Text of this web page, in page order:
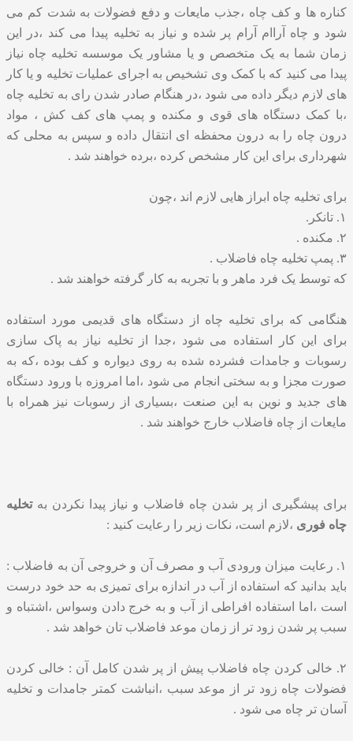
کناره ها و کف چاه ،جذب مایعات و دفع فضولات به شدت کم می
شود و چاه آراام آرام پر شده و نیاز به تخلیه پیدا می کند ،در این
زمان شما به یک متخصص و یا مشاور یک موسسه تخلیه چاه نیاز
پیدا می کنید که با کمک وی تشخیص به اجرای عملیات تخلیه و یا کار
های لازم دیگر داده می شود ،در هنگام صادر شدن رای به تخلیه چاه
،با کمک دستگاه های قوی و مکنده و پمپ های کف کش ، مواد
درون چاه را به درون محفظه ای انتقال داده و سپس به محلی که
شهرداری برای این کار مشخص کرده ،برده خواهند شد .
برای تخلیه چاه ابراز هایی لازم اند ،چون
۱. تانکر.
۲. مکنده .
۳. پمپ تخلیه چاه فاضلاب .
که توسط یک فرد ماهر و با تجربه به کار گرفته خواهند شد .
هنگامی که برای تخلیه چاه از دستگاه های قدیمی مورد استفاده
برای این کار استفاده می شود ،جدا از تخلیه نیاز به پاک سازی
رسوبات و جامدات فشرده شده به روی دیواره و کف بوده ،که به
صورت مجزا و به سختی انجام می شود ،اما امروزه با ورود دستگاه
های جدید و نوین به این صنعت ،بسیاری از رسوبات نیز همراه با
مایعات از چاه فاضلاب خارج خواهند شد .
برای پیشگیری از پر شدن چاه فاضلاب و نیاز پیدا نکردن بهتخلیه
چاه فوری ،لازم است، نکات زیر را رعایت کنید :
۱. رعایت میزان ورودی آب و مصرف آن و خروجی آن به فاضلاب :
باید بدانید که استفاده از آب در اندازه برای تمیزی به حد خود درست
است ،اما استفاده افراطی از آب و به خرج دادن وسواس ،اشتباه و
سبب پر شدن زود تر از زمان موعد فاضلاب تان خواهد شد .
۲. خالی کردن چاه فاضلاب پیش از پر شدن کامل آن : خالی کردن
فضولات چاه زود تر از موعد سبب ،انباشت کمتر جامدات و تخلیه
آسان تر چاه می شود .